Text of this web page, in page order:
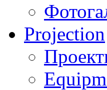
Projection